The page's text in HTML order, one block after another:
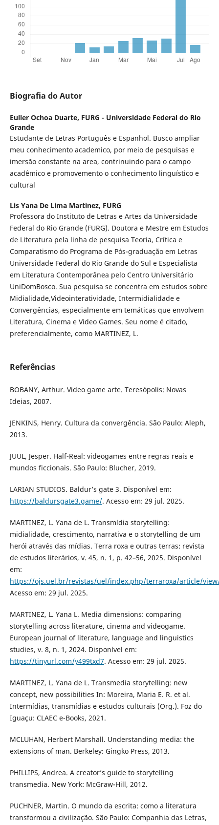
Biografia do Autor
Euller Ochoa Duarte, FURG - Universidade Federal do Rio
Grande
Estudante de Letras Português e Espanhol. Busco ampliar
meu conhecimento academico, por meio de pesquisas e
imersão constante na area, contrinuindo para o campo
acadêmico e promovemento o conhecimento linguístico e
cultural
Lis Yana De Lima Martinez, FURG
Professora do Instituto de Letras e Artes da Universidade
Federal do Rio Grande (FURG). Doutora e Mestre em Estudos
de Literatura pela linha de pesquisa Teoria, Crítica e
Comparatismo do Programa de Pós-graduação em Letras
Universidade Federal do Rio Grande do Sul e Especialista
em Literatura Contemporânea pelo Centro Universitário
UniDomBosco. Sua pesquisa se concentra em estudos sobre
Midialidade,Videointeratividade, Intermidialidade e
Convergências, especialmente em temáticas que envolvem
Literatura, Cinema e Video Games. Seu nome é citado,
preferencialmente, como MARTINEZ, L.
Referências
BOBANY, Arthur. Video game arte. Teresópolis: Novas
Ideias, 2007.
JENKINS, Henry. Cultura da convergência. São Paulo: Aleph,
2013.
JUUL, Jesper. Half-Real: videogames entre regras reais e
mundos ficcionais. São Paulo: Blucher, 2019.
LARIAN STUDIOS. Baldur’s gate 3. Disponível em:
https://baldursgate3.game/. Acesso em: 29 jul. 2025.
MARTINEZ, L. Yana de L. Transmídia storytelling:
midialidade, crescimento, narrativa e o storytelling de um
herói através das mídias. Terra roxa e outras terras: revista
de estudos literários, v. 45, n. 1, p. 42–56, 2025. Disponível
em:
https://ojs.uel.br/revistas/uel/index.php/terraroxa/article/
Acesso em: 29 jul. 2025.
MARTINEZ, L. Yana L. Media dimensions: comparing
storytelling across literature, cinema and videogame.
European journal of literature, language and linguistics
studies, v. 8, n. 1, 2024. Disponível em:
https://tinyurl.com/y499txd7. Acesso em: 29 jul. 2025.
MARTINEZ, L. Yana de L. Transmedia storytelling: new
concept, new possibilities In: Moreira, Maria E. R. et al.
Intermídias, transmídias e estudos culturais (Org.). Foz do
Iguaçu: CLAEC e-Books, 2021.
MCLUHAN, Herbert Marshall. Understanding media: the
extensions of man. Berkeley: Gingko Press, 2013.
PHILLIPS, Andrea. A creator’s guide to storytelling
transmedia. New York: McGraw-Hill, 2012.
PUCHNER, Martin. O mundo da escrita: como a literatura
transformou a civilização. São Paulo: Companhia das Letras,